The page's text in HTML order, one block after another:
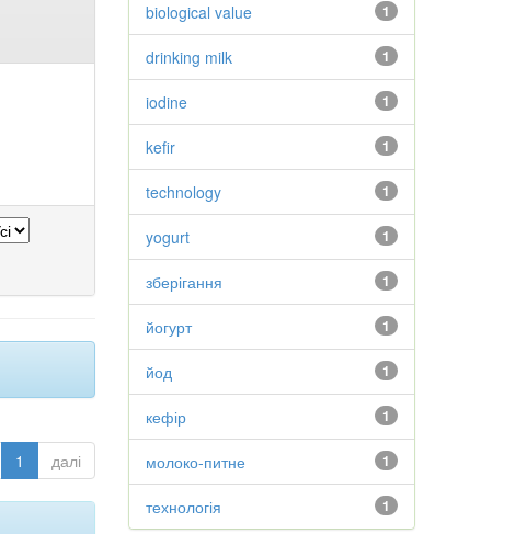
1 далі
1
biological value
1
drinking milk
1
iodine
1
kefir
1
technology
1
yogurt
1
зберігання
1
йогурт
1
йод
1
кефір
1
молоко-питне
1
технологія